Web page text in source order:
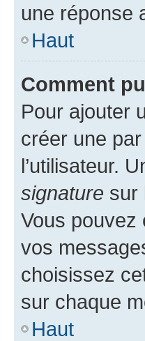
une réponse
Haut
Comment
Pour ajouter
créer une
l’utilisateur.
signature sur
Vous pouvez
vos
choisissez
sur chaque
Haut